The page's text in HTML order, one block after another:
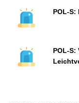
POL-S:
POL-S: